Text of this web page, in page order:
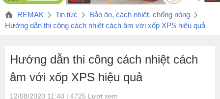
REMAK Tin tức
Bảo ôn, cách nhiệt, chống nóng
Hướng dẫn thi công cách nhiệt cách âm với xốp XPS hiệu quả
Hướng dẫn thi công cách nhiệt cách
âm với xốp XPS hiệu quả
12/08/2020 11:40 | 4725 Lượt xem